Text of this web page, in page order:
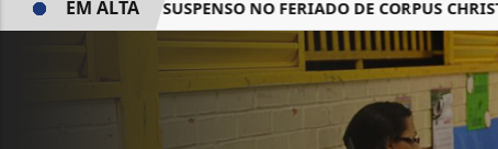
EM SP SERÁ SUSPENSO NO FERIADO DE CORPUS CHRISTI
EM ALTA